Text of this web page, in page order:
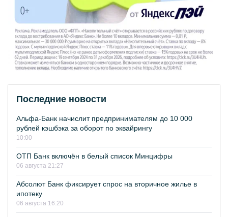
Последние новости
Альфа-Банк начислит предпринимателям до 10 000
рублей кэшбэка за оборот по эквайрингу
10:00
ОТП Банк включён в белый список Минцифры
06 августа 21:27
Абсолют Банк фиксирует спрос на вторичное жилье в
ипотеку
06 августа 16:20